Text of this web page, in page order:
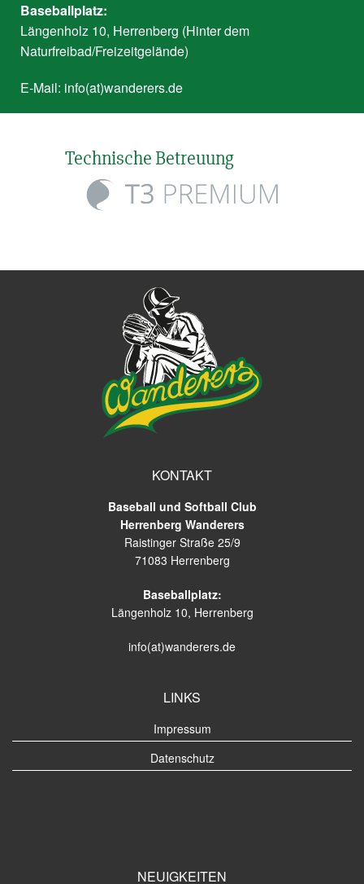
Baseballplatz:
Längenholz 10, Herrenberg (Hinter dem
Naturfreibad/Freizeitgelände)
E-Mail: info(at)wanderers.de
Technische Betreuung
KONTAKT
Baseball und Softball Club
Herrenberg Wanderers
Raistinger Straße 25/9
71083 Herrenberg
Baseballplatz:
Längenholz 10, Herrenberg
info(at)wanderers.de
LINKS
Impressum
Datenschutz
NEUIGKEITEN